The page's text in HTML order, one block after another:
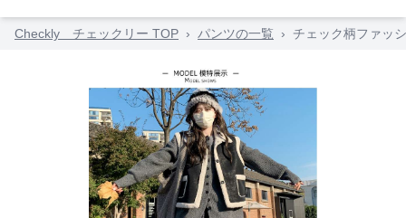
Checkly チェックリー TOP › パンツの一覧 › チェック柄ファッ